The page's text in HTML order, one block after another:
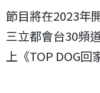
節目將在2023年
三立都會台30頻
上《TOP DOG回